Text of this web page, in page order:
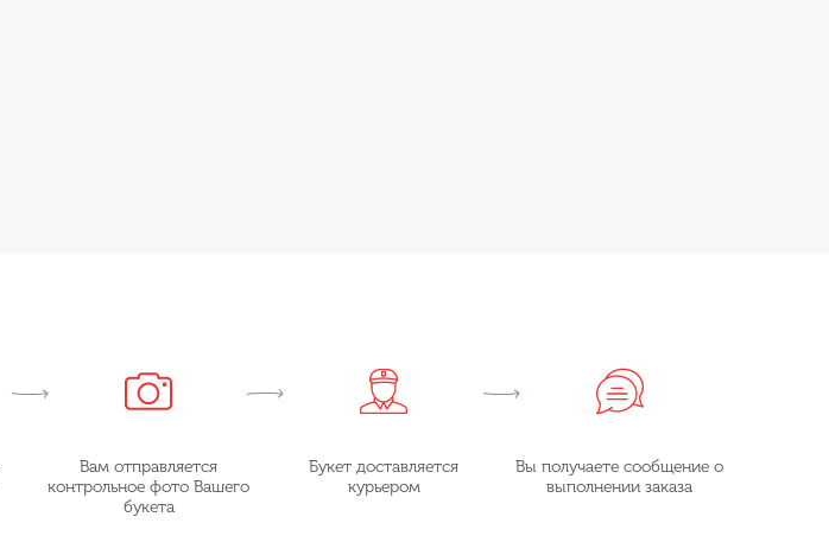
Вам отправляется
контрольное фото Вашего
букета
Букет доставляется
курьером
Вы получаете сообщение о
выполнении заказа